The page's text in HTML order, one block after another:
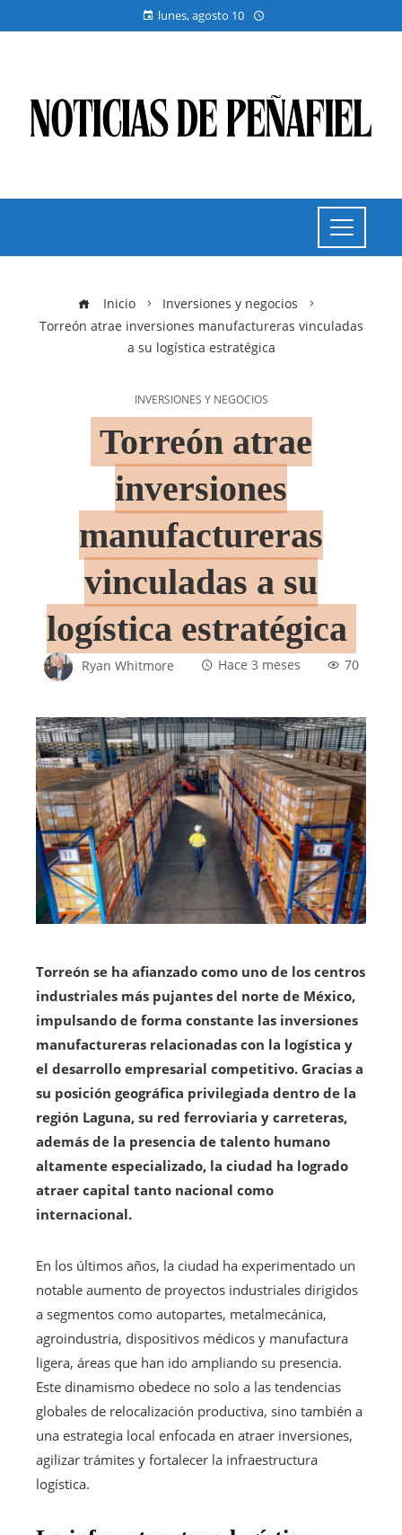
lunes, agosto 10
Inicio
Inversiones y negocios
Torreón atrae inversiones manufactureras vinculadas
a su logística estratégica
INVERSIONES Y NEGOCIOS
Torreón atrae
inversiones
manufactureras
vinculadas a su
logística estratégica
Ryan Whitmore Hace 3 meses 70
Torreón se ha afianzado como uno de los centros
industriales más pujantes del norte de México,
impulsando de forma constante las inversiones
manufactureras relacionadas con la logística y
el desarrollo empresarial competitivo. Gracias a
su posición geográfica privilegiada dentro de la
región Laguna, su red ferroviaria y carreteras,
además de la presencia de talento humano
altamente especializado, la ciudad ha logrado
atraer capital tanto nacional como
internacional.
En los últimos años, la ciudad ha experimentado un
notable aumento de proyectos industriales dirigidos
a segmentos como autopartes, metalmecánica,
agroindustria, dispositivos médicos y manufactura
ligera, áreas que han ido ampliando su presencia.
Este dinamismo obedece no solo a las tendencias
globales de relocalización productiva, sino también a
una estrategia local enfocada en atraer inversiones,
agilizar trámites y fortalecer la infraestructura
logística.